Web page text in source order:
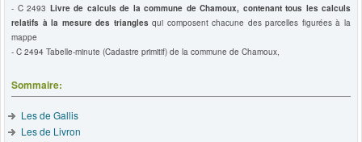
- C 2493 Livre de calculs de la commune de Chamoux, contenant tous les calculs
relatifs à la mesure des triangles qui composent chacune des parcelles figurées à la
mappe
- C 2494 Tabelle-minute (Cadastre primitif) de la commune de Chamoux,
Sommaire:
Les de Gallis
Les de Livron